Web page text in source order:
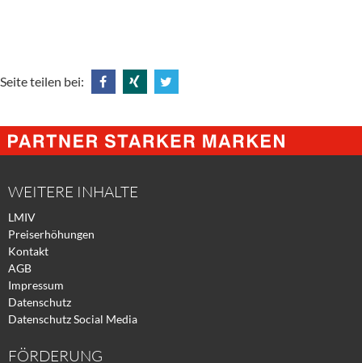
Seite teilen bei:
@
Facebook
@
Xing
@
Twitter
WEITERE INHALTE
LMIV
Preiserhöhungen
Kontakt
AGB
Impressum
Datenschutz
Datenschutz Social Media
FÖRDERUNG